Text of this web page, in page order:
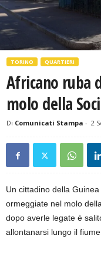
TORINO QUARTIERI
Africano ruba
molo della
Di Comunicati Stampa - 2
Un cittadino della
ormeggiate nel molo
dopo averle legate è
allontanarsi lungo il